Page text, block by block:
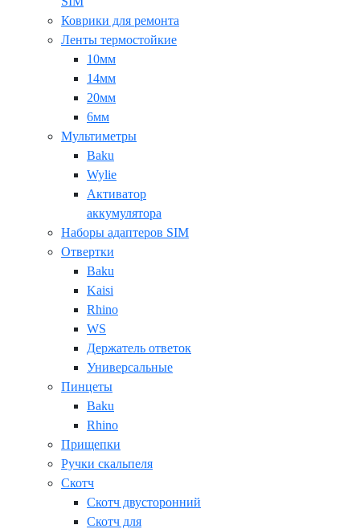
Коврики для ремонта
Ленты термостойкие
10мм
14мм
20мм
6мм
Мультиметры
Baku
Wylie
Активатор
аккумулятора
Наборы адаптеров SIM
Отвертки
Baku
Kaisi
Rhino
WS
Держатель ответок
Универсальные
Пинцеты
Baku
Rhino
Прищепки
Ручки скальпеля
Скотч
Скотч двусторонний
Скотч для